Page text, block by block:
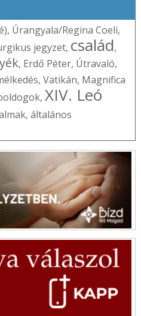
, Úrangyala/Regina Coeli,
jegyzet, család,
, Erdő Péter, Útravaló,
, Vatikán, Magnifica
, XIV. Leó
, általános